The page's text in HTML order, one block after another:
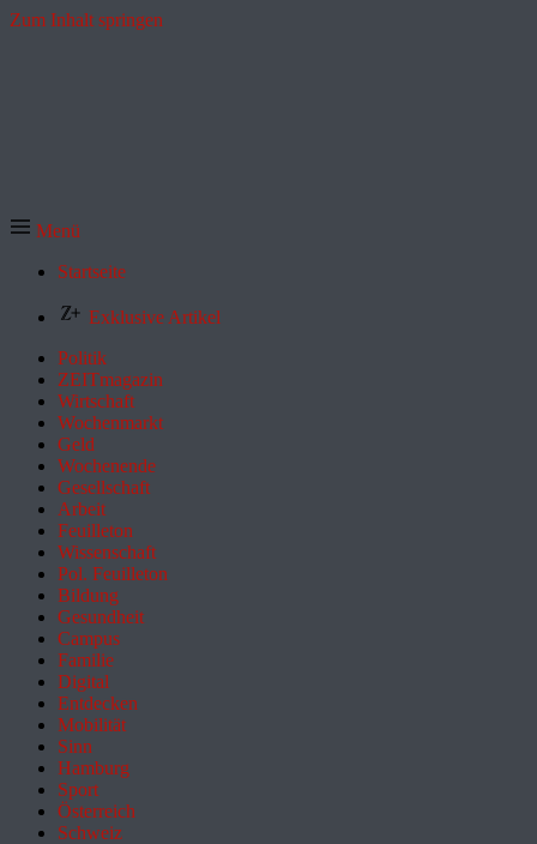
Zum Inhalt springen
Menü
Startseite
Exklusive Artikel
Politik
ZEITmagazin
Wirtschaft
Wochenmarkt
Geld
Wochenende
Gesellschaft
Arbeit
Feuilleton
Wissenschaft
Pol. Feuilleton
Bildung
Gesundheit
Campus
Familie
Digital
Entdecken
Mobilität
Sinn
Hamburg
Sport
Österreich
Schweiz